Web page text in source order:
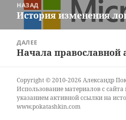
записям
НАЗАД
Предыдущая
запись:
История изменения
ДАЛЕЕ
Следующая
Начала
Copyright © 2010-2026 Александр
Использование материалов с
указанием активной ссылки на
www.pokatashkin.com